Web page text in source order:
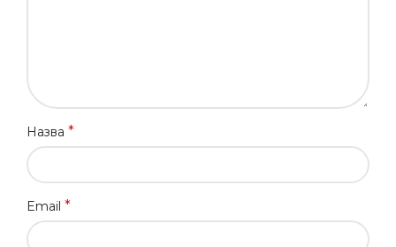
Назва *
Email *